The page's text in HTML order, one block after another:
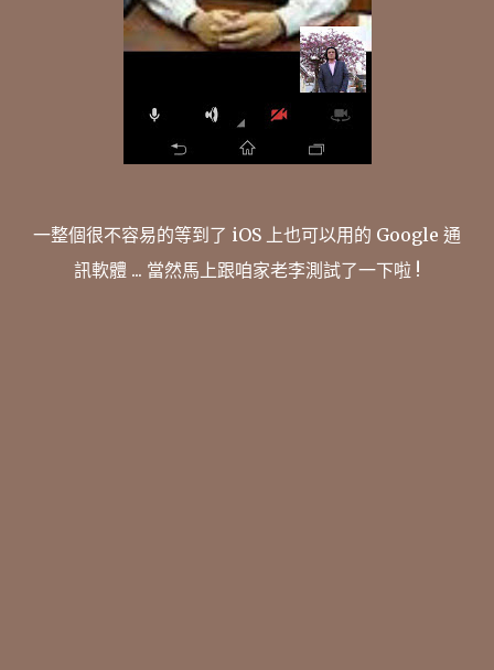
一整個很不容易的等到了 iOS 上也可以用的 Google 通
訊軟體 ... 當然馬上跟咱家老李測試了一下啦 !